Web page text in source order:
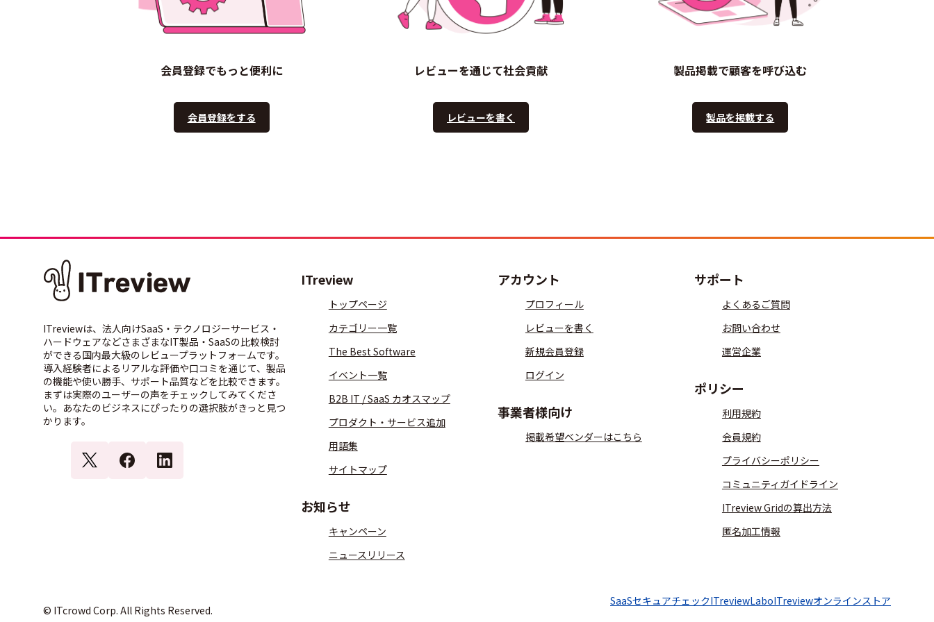
会員登録でもっと便利に
会員登録をする
レビューを通じて社会貢献
レビューを書く
製品掲載で顧客を呼び込む
製品を掲載する
ITreviewは、法人向けSaaS・テクノロジーサービス・
ハードウェアなどさまざまなIT製品・SaaSの比較検討
ができる国内最大級のレビュープラットフォームです。
導入経験者によるリアルな評価や口コミを通じて、製品
の機能や使い勝手、サポート品質などを比較できます。
まずは実際のユーザーの声をチェックしてみてくださ
い。あなたのビジネスにぴったりの選択肢がきっと見つ
かります。
ITreview
トップページ
カテゴリー一覧
The Best Software
イベント一覧
B2B IT / SaaS カオスマップ
プロダクト・サービス追加
用語集
サイトマップ
お知らせ
キャンペーン
ニュースリリース
アカウント
プロフィール
レビューを書く
新規会員登録
ログイン
事業者様向け
掲載希望ベンダーはこちら
サポート
よくあるご質問
お問い合わせ
運営企業
ポリシー
利用規約
会員規約
プライバシーポリシー
コミュニティガイドライン
ITreview Gridの算出方法
匿名加工情報
© ITcrowd Corp. All Rights Reserved.
SaaSセキュアチェックITreviewLaboITreviewオンラインストア